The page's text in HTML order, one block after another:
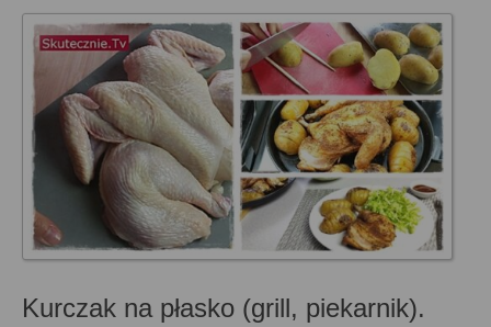
Kurczak na płasko (grill, piekarnik).